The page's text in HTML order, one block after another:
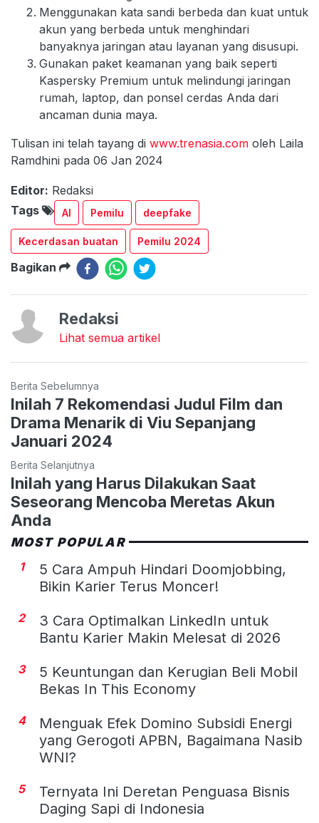
Menggunakan kata sandi berbeda dan kuat untuk
akun yang berbeda untuk menghindari
banyaknya jaringan atau layanan yang disusupi.
Gunakan paket keamanan yang baik seperti
Kaspersky Premium untuk melindungi jaringan
rumah, laptop, dan ponsel cerdas Anda dari
ancaman dunia maya.
Tulisan ini telah tayang di www.trenasia.com oleh Laila
Ramdhini pada 06 Jan 2024
Editor: Redaksi
Tags
AI Pemilu deepfake
Kecerdasan buatan Pemilu 2024
Bagikan
Redaksi
Lihat semua artikel
Berita Sebelumnya
Inilah 7 Rekomendasi Judul Film dan
Drama Menarik di Viu Sepanjang
Januari 2024
Berita Selanjutnya
Inilah yang Harus Dilakukan Saat
Seseorang Mencoba Meretas Akun
Anda
MOST POPULAR
1
5 Cara Ampuh Hindari Doomjobbing,
Bikin Karier Terus Moncer!
2
3 Cara Optimalkan LinkedIn untuk
Bantu Karier Makin Melesat di 2026
3
5 Keuntungan dan Kerugian Beli Mobil
Bekas In This Economy
4
Menguak Efek Domino Subsidi Energi
yang Gerogoti APBN, Bagaimana Nasib
WNI?
5
Ternyata Ini Deretan Penguasa Bisnis
Daging Sapi di Indonesia